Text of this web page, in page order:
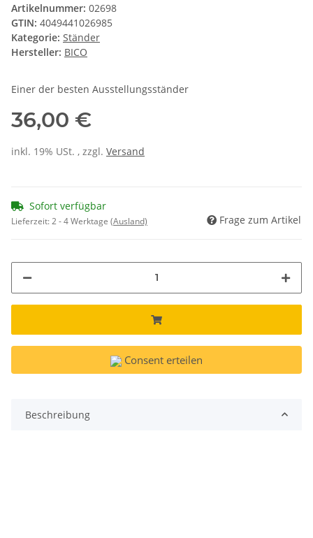
Artikelnummer: 02698
GTIN: 4049441026985
Kategorie: Ständer
Hersteller: BICO
Einer der besten Ausstellungsständer
36,00 €
inkl. 19% USt. , zzgl. Versand
Sofort verfügbar
Lieferzeit:2 - 4 Werktage (Ausland) Frage zum Artikel
Consent erteilen
Beschreibung